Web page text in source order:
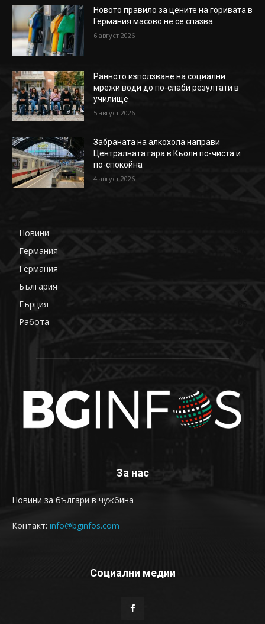
Новото правило за цените на горивата в
Германия масово не се спазва
6 август 2026
Ранното използване на социални
мрежи води до по-слаби резултати в
училище
5 август 2026
Забраната на алкохола направи
Централната гара в Кьолн по-чиста и
по-спокойна
4 август 2026
Новини
Германия
Германия
България
Гърция
Работа
За нас
Новини за българи в чужбина
Контакт: info@bginfos.com
Социални медии